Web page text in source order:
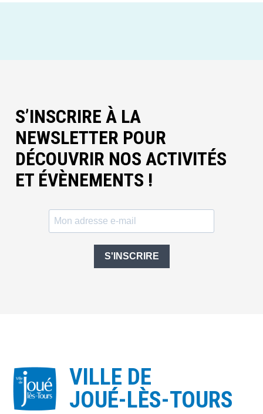
S’INSCRIRE À LA
NEWSLETTER POUR
DÉCOUVRIR NOS ACTIVITÉS
ET ÉVÈNEMENTS !
S'INSCRIRE
VILLE DE
JOUÉ-LÈS-TOURS